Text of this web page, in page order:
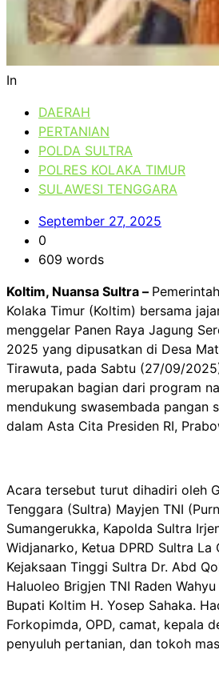
In
DAERAH
PERTANIAN
POLDA SULTRA
POLRES KOLAKA TIMUR
SULAWESI TENGGARA
September 27, 2025
0
609 words
Koltim, Nuansa Sultra –
Kolaka Timur (Koltim) bersama
menggelar Panen Raya Jagung
2025 yang dipusatkan di Desa
Tirawuta, pada Sabtu (27/09/
merupakan bagian dari program
mendukung swasembada pangan
dalam Asta Cita Presiden RI,
Acara tersebut turut dihadiri oleh
Tenggara (Sultra) Mayjen TNI
Sumangerukka, Kapolda Sultra
Widjanarko, Ketua DPRD Sultra La
Kejaksaan Tinggi Sultra Dr. Abd
Haluoleo Brigjen TNI Raden
Bupati Koltim H. Yosep Sahaka.
Forkopimda, OPD, camat, kepala
penyuluh pertanian, dan tokoh